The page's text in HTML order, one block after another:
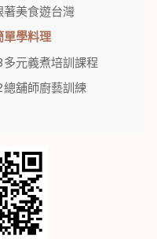
美食遊台灣
學料理
元義煮培訓課程
舖師廚藝訓練